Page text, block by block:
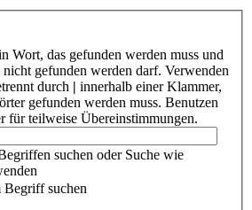
Wort, das gefunden werden muss und
gefunden werden darf. Verwenden
durch | innerhalb einer Klammer,
gefunden werden muss. Benutzen
für teilweise Übereinstimmungen.
suchen oder Suche wie
Begriff suchen